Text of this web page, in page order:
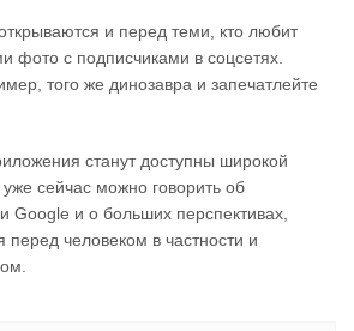
и перед теми, кто любит
фото с подписчиками в соцсетях.
того же динозавра и запечатлейте
станут доступны широкой
сейчас можно говорить об
Google и о больших перспективах,
перед человеком в частности и